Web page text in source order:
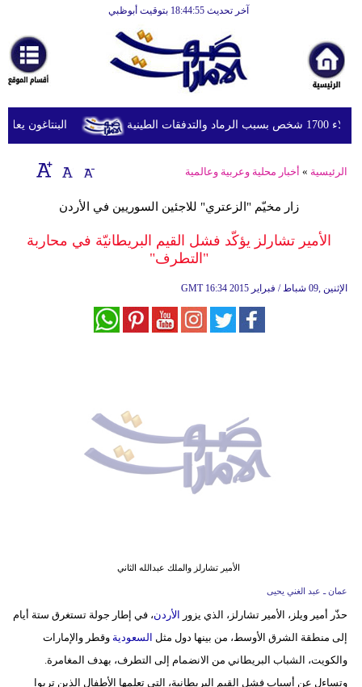
آخر تحديث 18:44:55 بتوقيت أبوظبي
أخبارعاجلة
رياضة
ثقافة
إقتصاد
وموسيقى
إسلامية
وتكنولوجيا
البنتاغون
الرئيسية » أخبار محلية وعربية وعالمية
زار مخيّم "الزعتري" للاجئين السوريين في الأردن
الأمير تشارلز يؤكّد فشل القيم البريطانيّة في محاربة
"التطرف"
GMT 16:34 2015 الإثنين ,09 شباط / فبراير
الأمير تشارلز والملك عبدالله الثاني
عمان ـ عبد الغني يحيى
حذّر أمير ويلز، الأمير تشارلز، الذي يزور الأردن، في إطار جولة تستغرق ستة أيام
إلى منطقة الشرق الأوسط، من بينها دول مثل السعودية وقطر والإمارات
والكويت، الشباب البريطاني من الانضمام إلى التطرف، بهدف المغامرة.
وتساءل عن أسباب فشل القيم البريطانية، التي تعلمها الأطفال الذين تربوا